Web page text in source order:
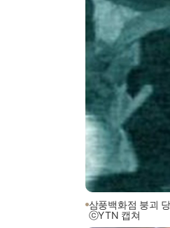
삼풍백화점 붕괴
ⓒYTN 캡쳐